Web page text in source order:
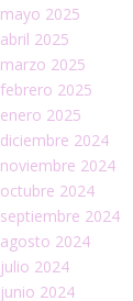
mayo 2025
abril 2025
marzo 2025
febrero 2025
enero 2025
diciembre 2024
noviembre 2024
octubre 2024
septiembre 2024
agosto 2024
julio 2024
junio 2024